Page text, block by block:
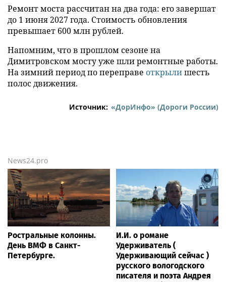
Ремонт моста рассчитан на два года: его завершат
до 1 июня 2027 года. Стоимость обновления
превышает 600 млн рублей.
Напомним, что в прошлом сезоне на
Димитровском мосту уже шли ремонтные работы.
На зимний период по переправе открылишесть
полос движения.
Источник: «ДорИнфо» (Дороги России)
News24.pro
Ростральные колонны.
День ВМФ в Санкт-
Петербурге.
И.И. о романе
Удерживатель (
Удерживающий сейчас )
русского вологодского
писателя и поэта Андрея